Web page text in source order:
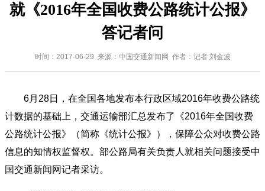
就《2016年全国收费公路统计公报》
答记者问
时间：2017-06-29 来源：中国交通新闻网 作者：记者 刘金波
6月28日，在全国各地发布本行政区域2016年收费公路统
计数据的基础上，交通运输部汇总发布了《2016年全国收费
公路统计公报》（简称《统计公报》），保障公众对收费公路
信息的知情权监督权。部公路局有关负责人就相关问题接受中
国交通新闻网记者采访。